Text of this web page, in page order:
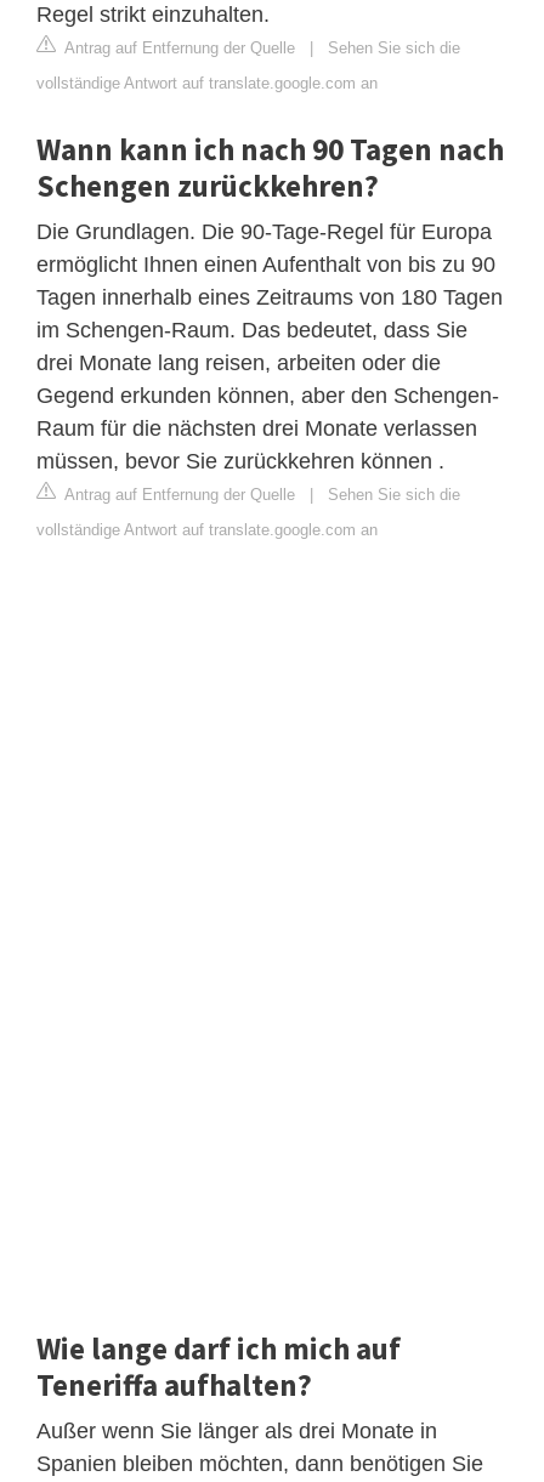
Regel strikt einzuhalten.
Antrag auf Entfernung der Quelle | Sehen Sie sich die
vollständige Antwort auf translate.google.com an
Wann kann ich nach 90 Tagen nach
Schengen zurückkehren?
Die Grundlagen. Die 90-Tage-Regel für Europa
ermöglicht Ihnen einen Aufenthalt von bis zu 90
Tagen innerhalb eines Zeitraums von 180 Tagen
im Schengen-Raum. Das bedeutet, dass Sie
drei Monate lang reisen, arbeiten oder die
Gegend erkunden können, aber den Schengen-
Raum für die nächsten drei Monate verlassen
müssen, bevor Sie zurückkehren können .
Antrag auf Entfernung der Quelle | Sehen Sie sich die
vollständige Antwort auf translate.google.com an
Wie lange darf ich mich auf
Teneriffa aufhalten?
Außer wenn Sie länger als drei Monate in
Spanien bleiben möchten, dann benötigen Sie